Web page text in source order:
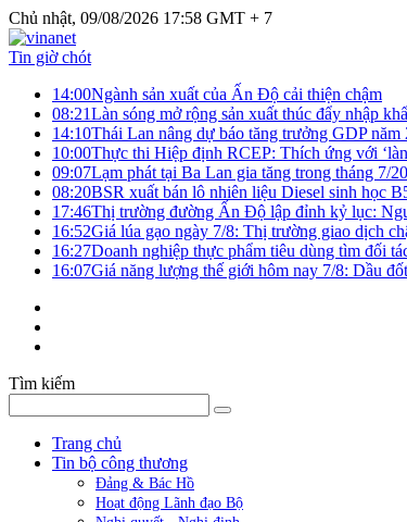
Chủ nhật, 09/08/2026 17:58 GMT + 7
Tin giờ chót
14:00Ngành sản xuất của Ấn Độ cải thiện chậm
08:21Làn sóng mở rộng sản xuất thúc đẩy nhập
14:10Thái Lan nâng dự báo tăng trưởng GDP năm
10:00Thực thi Hiệp định RCEP: Thích ứng với
09:07Lạm phát tại Ba Lan gia tăng trong tháng 7/
08:20BSR xuất bán lô nhiên liệu Diesel sinh học
17:46Thị trường đường Ấn Độ lập đỉnh kỷ lục:
16:52Giá lúa gạo ngày 7/8: Thị trường giao dịch
16:27Doanh nghiệp thực phẩm tiêu dùng tìm đối
16:07Giá năng lượng thế giới hôm nay 7/8: Dầu
Tìm kiếm
Trang chủ
Tin bộ công thương
Đảng & Bác Hồ
Hoạt động Lãnh đạo Bộ